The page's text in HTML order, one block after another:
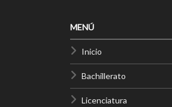
MENÚ
Inicio
Bachillerato
Licenciatura